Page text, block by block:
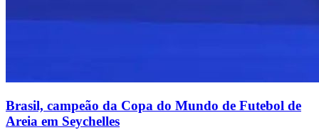
Brasil, campeão da Copa do Mundo de Futebol de
Areia em Seychelles